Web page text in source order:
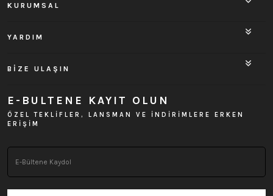
KURUMSAL
YARDIM
BİZE ULAŞIN
E-BULTENE KAYIT OLUN
ÖZEL TEKLİFLER, LANSMAN VE İNDİRİMLERE ERKEN
ERİŞİM